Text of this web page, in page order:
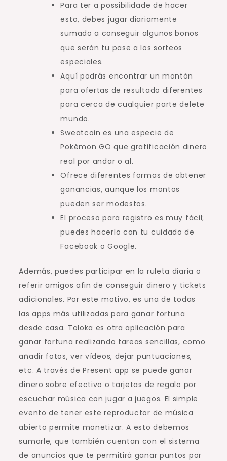
Para ter a possibilidade de hacer
esto, debes jugar diariamente
sumado a conseguir algunos bonos
que serán tu pase a los sorteos
especiales.
Aquí podrás encontrar un montón
para ofertas de resultado diferentes
para cerca de cualquier parte delete
mundo.
Sweatcoin es una especie de
Pokémon GO que gratificación dinero
real por andar o al.
Ofrece diferentes formas de obtener
ganancias, aunque los montos
pueden ser modestos.
El proceso para registro es muy fácil;
puedes hacerlo con tu cuidado de
Facebook o Google.
Además, puedes participar en la ruleta diaria o
referir amigos afin de conseguir dinero y tickets
adicionales. Por este motivo, es una de todas
las apps más utilizadas para ganar fortuna
desde casa. Toloka es otra aplicación para
ganar fortuna realizando tareas sencillas, como
añadir fotos, ver vídeos, dejar puntuaciones,
etc. A través de Present app se puede ganar
dinero sobre efectivo o tarjetas de regalo por
escuchar música con jugar a juegos. El simple
evento de tener este reproductor de música
abierto permite monetizar. A esto debemos
sumarle, que también cuentan con el sistema
de anuncios que te permitirá ganar puntos por